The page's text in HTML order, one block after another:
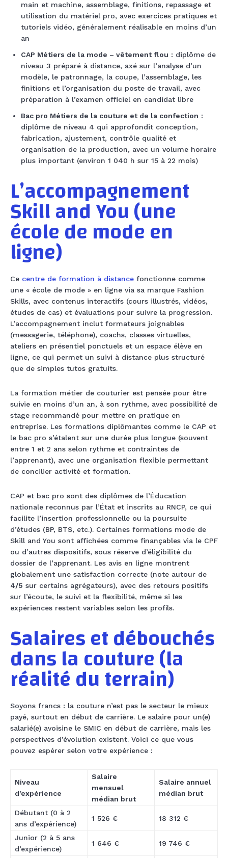
main et machine, assemblage, finitions, repassage et
utilisation du matériel pro, avec exercices pratiques et
tutoriels vidéo, généralement réalisable en moins d’un
an
CAP Métiers de la mode – vêtement flou : diplôme de
niveau 3 préparé à distance, axé sur l’analyse d’un
modèle, le patronnage, la coupe, l’assemblage, les
finitions et l’organisation du poste de travail, avec
préparation à l’examen officiel en candidat libre
Bac pro Métiers de la couture et de la confection :
diplôme de niveau 4 qui approfondit conception,
fabrication, ajustement, contrôle qualité et
organisation de la production, avec un volume horaire
plus important (environ 1 040 h sur 15 à 22 mois)
L’accompagnement
Skill and You (une
école de mode en
ligne)
Ce centre de formation à distance fonctionne comme
une « école de mode » en ligne via sa marque Fashion
Skills, avec contenus interactifs (cours illustrés, vidéos,
études de cas) et évaluations pour suivre la progression.
L’accompagnement inclut formateurs joignables
(messagerie, téléphone), coachs, classes virtuelles,
ateliers en présentiel ponctuels et un espace élève en
ligne, ce qui permet un suivi à distance plus structuré
que de simples tutos gratuits.
La formation métier de couturier est pensée pour être
suivie en moins d’un an, à son rythme, avec possibilité de
stage recommandé pour mettre en pratique en
entreprise. Les formations diplômantes comme le CAP et
le bac pro s’étalent sur une durée plus longue (souvent
entre 1 et 2 ans selon rythme et contraintes de
l’apprenant), avec une organisation flexible permettant
de concilier activité et formation.
CAP et bac pro sont des diplômes de l’Éducation
nationale reconnus par l’État et inscrits au RNCP, ce qui
facilite l’insertion professionnelle ou la poursuite
d’études (BP, BTS, etc.). Certaines formations mode de
Skill and You sont affichées comme finançables via le CPF
ou d’autres dispositifs, sous réserve d’éligibilité du
dossier de l’apprenant. Les avis en ligne montrent
globalement une satisfaction correcte (note autour de
4/5 sur certains agrégateurs), avec des retours positifs
sur l’écoute, le suivi et la flexibilité, même si les
expériences restent variables selon les profils.
Salaires et débouchés
dans la couture (la
réalité du terrain)
Soyons francs : la couture n’est pas le secteur le mieux
payé, surtout en début de carrière. Le salaire pour un(e)
salarié(e) avoisine le SMIC en début de carrière, mais les
perspectives d’évolution existent. Voici ce que vous
pouvez espérer selon votre expérience :
Niveau
d’expérience
Salaire
mensuel
médian brut
Salaire annuel
médian brut
Débutant (0 à 2
ans d’expérience)
1 526 € 18 312 €
Junior (2 à 5 ans
d’expérience)
1 646 € 19 746 €